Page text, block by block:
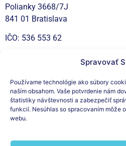
Spravovať
Používame technológie ako súbory
naším obsahom. Vaše potvrdenie nám
štatistiky návštevnosti a zabezpečiť
funkcií. Nesúhlas so spracovaním môže
webu.
Polianky 3668/7J
841 01 Bratislava
IČO: 536 553 62
Sociálne siete